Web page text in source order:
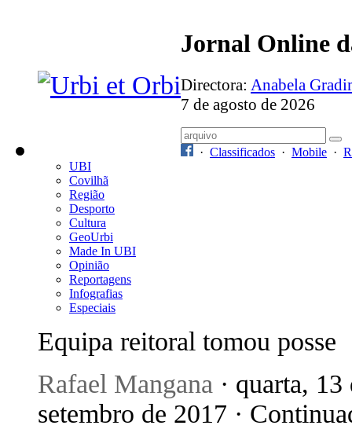
Jornal Online
Directora: Anabela
7 de agosto de 2026
· Classificados · Mobile ·
UBI
Covilhã
Região
Desporto
Cultura
GeoUrbi
Made In UBI
Opinião
Reportagens
Infografias
Especiais
Equipa reitoral tomou posse
Rafael Mangana · quarta, 13
setembro de 2017 ·